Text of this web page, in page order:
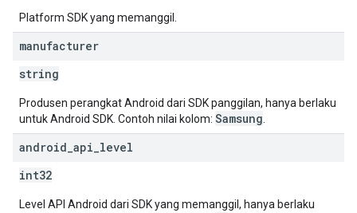
Platform SDK yang memanggil.
manufacturer
string
Produsen perangkat Android dari SDK panggilan, hanya berlaku
untuk Android SDK. Contoh nilai kolom: Samsung
android api level
int32
Level API Android dari SDK yang memanggil, hanya berlaku